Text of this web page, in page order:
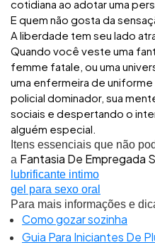
cotidiana ao adotar uma
E quem não gosta da
A liberdade tem seu lado
Quando você veste uma
femme fatale, ou uma
uma enfermeira de
policial dominador, sua
sociais e despertando o
alguém especial.
Itens essenciais que não
a Fantasia De Empregada
lubrificante intimo
gel para sexo oral
Para mais informações e
Como gozar sozinha
Guia Para Iniciantes De